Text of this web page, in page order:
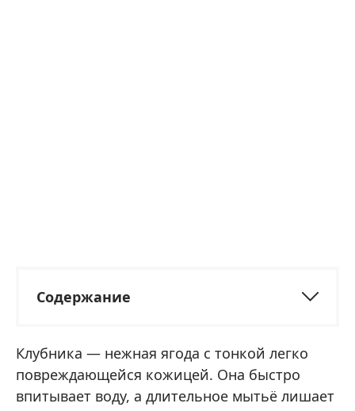
Содержание
Клубника — нежная ягода с тонкой легко
повреждающейся кожицей. Она быстро
впитывает воду, а длительное мытьё лишает